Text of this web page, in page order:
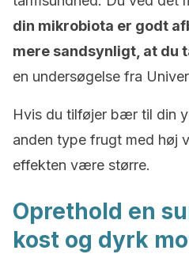
din mikrobiota er godt
mere sandsynligt, at du
en undersøgelse fra
Hvis du tilføjer bær til din
anden type frugt med høj
effekten være større.
Oprethold en
kost og dyrk